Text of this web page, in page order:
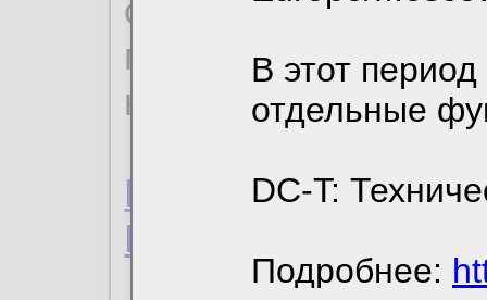
В этот
отдельные
DC-T:
Подробнее:
ознакомиться с
пользовательским
Пользовательское
Политика